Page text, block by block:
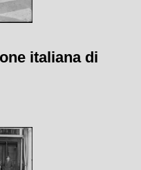
italiana di